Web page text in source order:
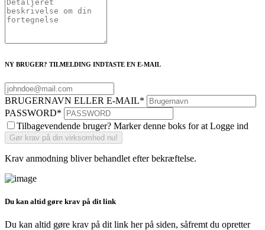
NY BRUGER? TILMELDING INDTASTE EN E-MAIL
BRUGERNAVN ELLER E-MAIL*
PASSWORD*
Tilbagevendende bruger? Marker denne boks for at Logge ind
Krav anmodning bliver behandlet efter bekræftelse.
Du kan altid gøre krav på dit link
Du kan altid gøre krav på dit link her på siden, såfremt du opretter